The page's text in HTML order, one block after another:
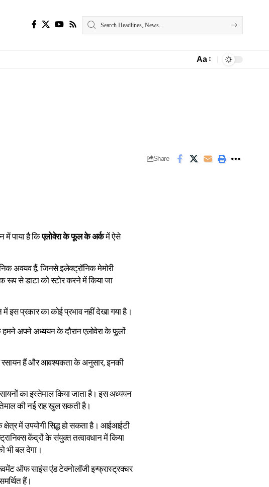
Aa
Share
में पाया है किएलोवेरा के फूल के अर्कमें ऐसे
अवयव हैं, जिनसे इलेक्ट्रॉनिक मेमोरी
रूप से डाटा को स्टोर करने में किया जा
इस प्रकार का कोई प्रभाव नहीं देखा गया है।
हमने अपने अध्ययन के दौरान एलोवेरा के फूलों
रसायन हैं और आवश्यकता के अनुसार, इनकी
का इस्तेमाल किया जाता है। इस अध्ययन
की नई राह खुल सकती है।
में उपयोगी सिद्ध हो सकता है। आईआईटी
केंद्रों के संयुक्त तत्वावधान में किया
भी बल देगा।
ऑफ साइंस एंड टेक्नोलॉजी इन्फ्रास्ट्रक्चर
हैं।